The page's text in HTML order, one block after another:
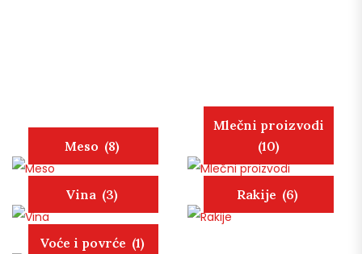
Meso (8)
Mlečni proizvodi
(10)
Vina (3) Rakije (6)
Voće i povrće (1)